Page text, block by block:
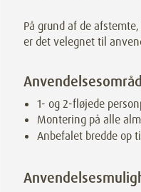
På grund af de
er det velegnet til
1- og 2-fløjede
Montering på alle
Anbefalet bredde op